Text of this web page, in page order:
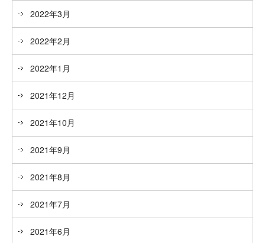
2022年3月
2022年2月
2022年1月
2021年12月
2021年10月
2021年9月
2021年8月
2021年7月
2021年6月